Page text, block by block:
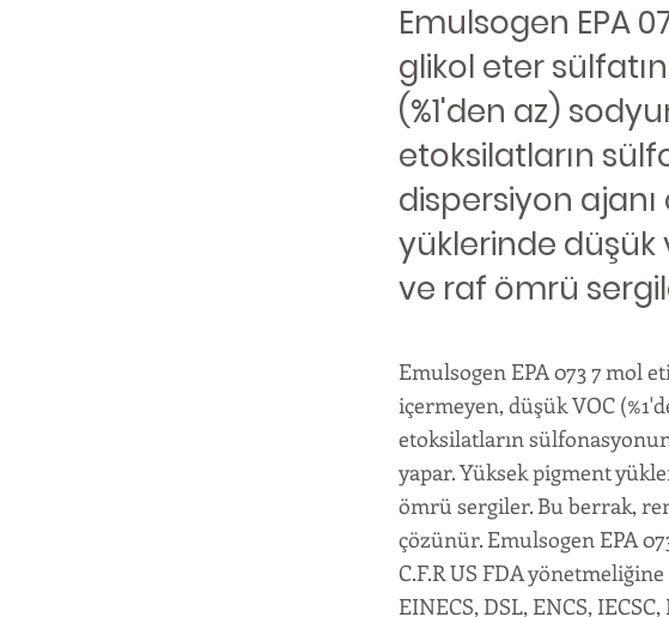
Emulsogen EPA
glikol eter
(%1'den az)
etoksilatların
dispersiyon
yüklerinde düşük
ve raf ömrü
Emulsogen EPA 073 7 mol
içermeyen, düşük VOC
etoksilatların
yapar. Yüksek pigment
ömrü sergiler. Bu berrak,
çözünür. Emulsogen EPA
C.F.R US FDA
EINECS, DSL, ENCS,